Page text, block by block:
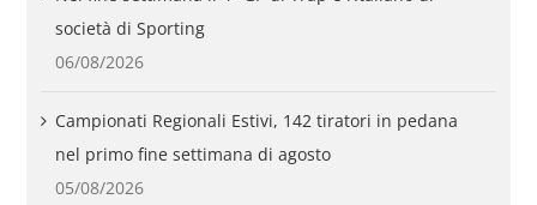
società di Sporting
06/08/2026
Campionati Regionali Estivi, 142 tiratori in pedana
nel primo fine settimana di agosto
05/08/2026